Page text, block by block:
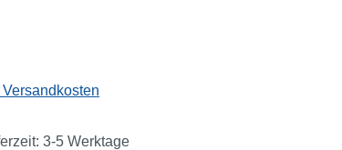
3-5 Werktage